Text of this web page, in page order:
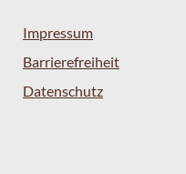
Impressum
Barrierefreiheit
Datenschutz